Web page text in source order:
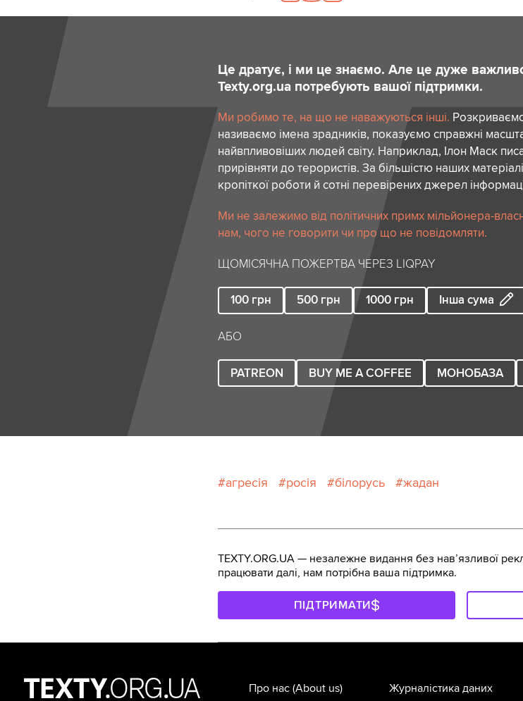
Це дратує, і ми це знаємо. Але це дуже
Texty.org.ua потребують вашої підтримки.
Ми робимо те, на що не наважуються інші.
називаємо імена зрадників, показуємо справжні
найвпливовіших людей світу. Наприклад, Ілон Маск
прирівняти до терористів. За більшістю наших
кропіткої роботи й сотні перевірених джерел
Ми не залежимо від політичних примх мільйонера-
нам, чого не говорити чи про що не повідомляти.
ЩОМІСЯЧНА ПОЖЕРТВА ЧЕРЕЗ LIQPAY
100 грн 500 грн 1000 грн Інша сума
АБО
PATREON BUY ME A COFFEE МОНОБАЗА
агресія росія білорусь жадан
TEXTY.ORG.UA — незалежне видання без навʼязливої
працювати далі, нам потрібна ваша підтримка.
ПІДТРИМАТИ
Про нас (About us)
Журналістика даних